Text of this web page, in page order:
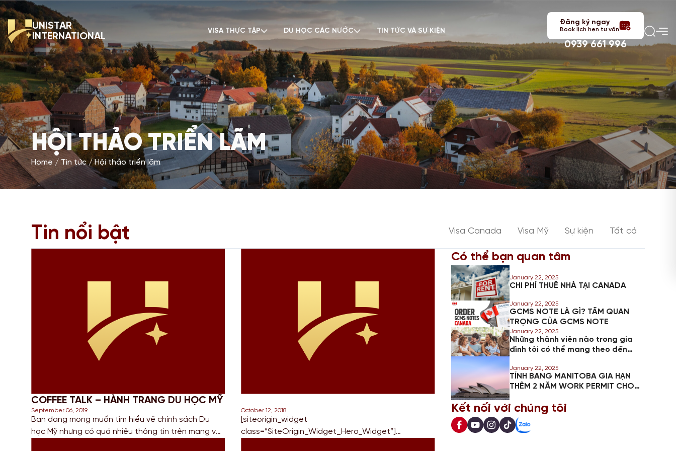
UNISTAR
INTERNATIONAL
VISA THỰC TẬP DU HỌC CÁC NƯỚC TIN TỨC VÀ SỰ KIỆN
Đăng ký ngay
Book lịch hẹn tư vấn
0939 661 996
HỘI THẢO TRIỂN LÃM
Home Tin tức Hội thảo triển lãm
Tin nổi bật Visa Canada Visa Mỹ Sự kiện Tất cả
COFFEE TALK – HÀNH TRANG DU HỌC MỸ
September 06, 2019
Bạn đang mong muốn tìm hiểu về chính sách Du
học Mỹ nhưng có quá nhiều thông tin trên mạng với
October 12, 2018
[siteorigin_widget
class=”SiteOrigin_Widget_Hero_Widget”]
Có thể bạn quan tâm
CHI PHÍ THUÊ NHÀ TẠI CANADA
January 22, 2025
GCMS NOTE LÀ GÌ? TẦM QUAN
TRỌNG CỦA GCMS NOTE
January 22, 2025
Những thành viên nào trong gia
đình tôi có thể mang theo đến
trú?`
January 22, 2025
TỈNH BANG MANITOBA GIA HẠN
THÊM 2 NĂM WORK PERMIT CHO
6700 LAO ĐỘNG
January 22, 2025
Kết nối với chúng tôi